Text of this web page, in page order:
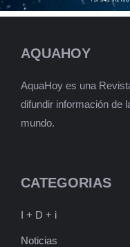
AQUAHOY
AquaHoy es una
difundir información de
mundo.
CATEGORIAS
I + D + i
Noticias